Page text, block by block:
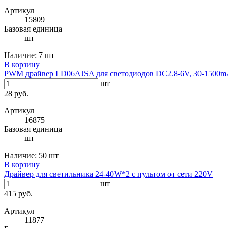
Артикул
15809
Базовая единица
шт
Наличие: 7 шт
В корзину
PWM драйвер LD06AJSA для светодиодов DC2.8-6V, 30-
шт
28 руб.
Артикул
16875
Базовая единица
шт
Наличие: 50 шт
В корзину
Драйвер для светильника 24-40W*2 с пультом от сети 220V
шт
415 руб.
Артикул
11877